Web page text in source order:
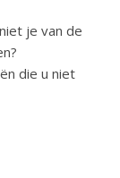
je van de
die u niet